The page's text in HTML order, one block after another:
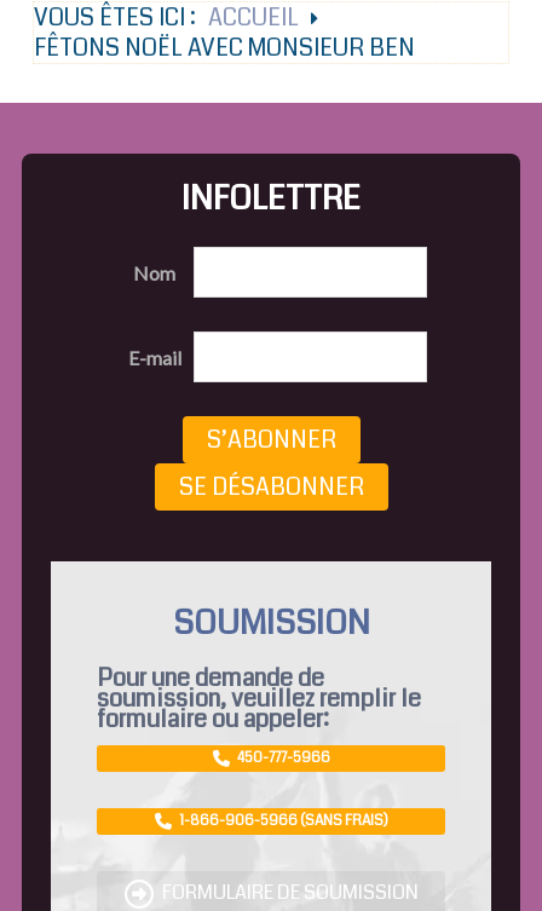
VOUS ÊTES ICI : ACCUEIL
FÊTONS NOËL AVEC MONSIEUR BEN
INFOLETTRE
Nom
E-mail
S’ABONNER
SE DÉSABONNER
SOUMISSION
Pour une demande de
soumission, veuillez remplir le
formulaire ou appeler:
450-777-5966
1-866-906-5966 (SANS FRAIS)
FORMULAIRE DE SOUMISSION